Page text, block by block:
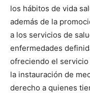
los hábitos de vida
además de la
a los servicios de
enfermedades
ofreciendo el servicio
la instauración de
derecho a quienes